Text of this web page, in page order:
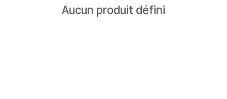
Aucun produit défini